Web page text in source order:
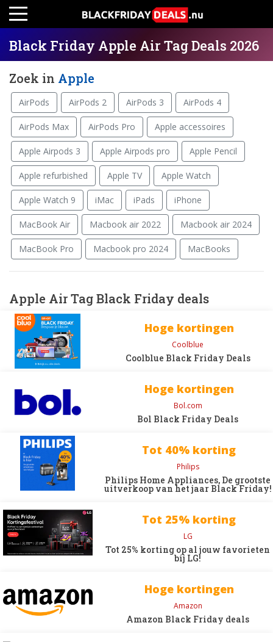
Black Friday Apple Air Tag Deals 2026
Zoek in Apple
AirPods AirPods 2 AirPods 3 AirPods 4
AirPods Max AirPods Pro Apple accessoires
Apple Airpods 3 Apple Airpods pro Apple Pencil
Apple refurbished Apple TV Apple Watch
Apple Watch 9 iMac iPads iPhone
MacBook Air Macbook air 2022 Macbook air 2024
MacBook Pro Macbook pro 2024 MacBooks
Apple Air Tag Black Friday deals
Hoge kortingen
Coolblue
Coolblue Black Friday Deals
Hoge kortingen
Bol.com
Bol Black Friday Deals
Tot 40% korting
Philips
Philips Home Appliances, De grootste
uitverkoop van het jaar Black Friday!
Tot 25% korting
LG
Tot 25% korting op al jouw favorieten
bij LG!
Hoge kortingen
Amazon
Amazon Black Friday deals